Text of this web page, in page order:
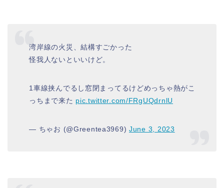
湾岸線の火災、結構すごかった
怪我人ないといいけど。
1車線挟んでるし窓閉まってるけどめっちゃ熱がこ
っちまで来た pic.twitter.com/FRgUQdrnlU
— ちゃお (@Greentea3969)June 3, 2023